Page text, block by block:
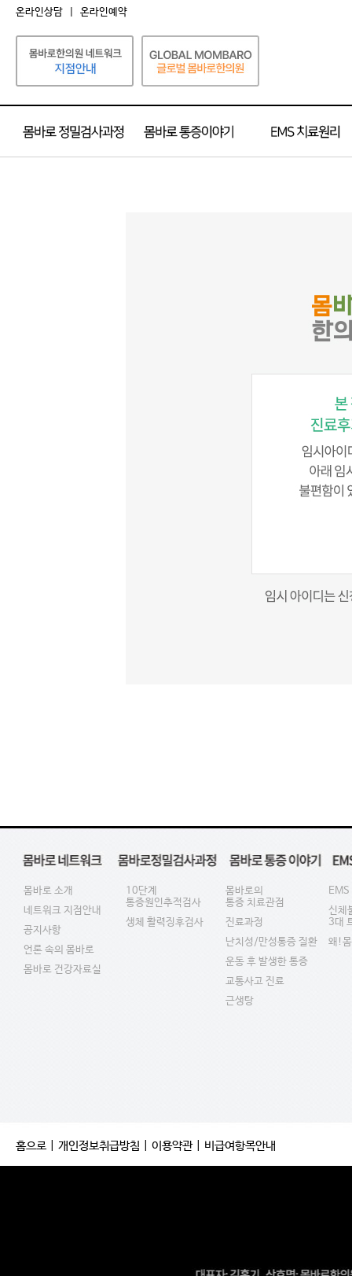
온라인상담 온라인예약
몸바로 소개
네트워크 지점안내
공지사항
언론 속의 몸바로
몸바로 건강자료실
10단계
통증원인추적검사
생체 활력징후검사
몸바로의
통증 치료관점
진료과정
난치성/만성통증 질환
운동 후 발생한 통증
교통사고 진료
근생탕
EMS
신체
3대
왜!
홈으로 개인정보취급방침 이용약관| 비급여항목안내